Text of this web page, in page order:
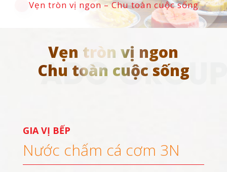
Vẹn tròn vị ngon – Chu toàn cuộc sống
Vẹn tròn vị ngon
Chu toàn cuộc sống
GIA VỊ BẾP
Nước chấm cá cơm 3N